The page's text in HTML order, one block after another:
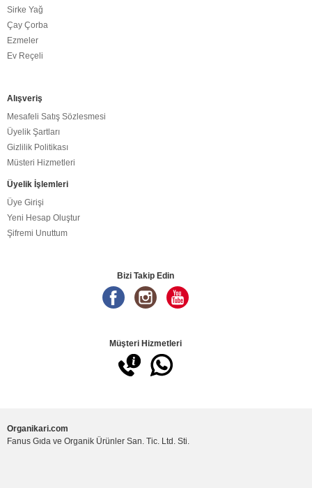
Sirke Yağ
Çay Çorba
Ezmeler
Ev Reçeli
Alışveriş
Mesafeli Satış Sözlesmesi
Üyelik Şartları
Gizlilik Politikası
Müsteri Hizmetleri
Üyelik İşlemleri
Üye Girişi
Yeni Hesap Oluştur
Şifremi Unuttum
Bizi Takip Edin
Müşteri Hizmetleri
Organikari.com
Fanus Gıda ve Organik Ürünler San. Tic. Ltd. Sti.